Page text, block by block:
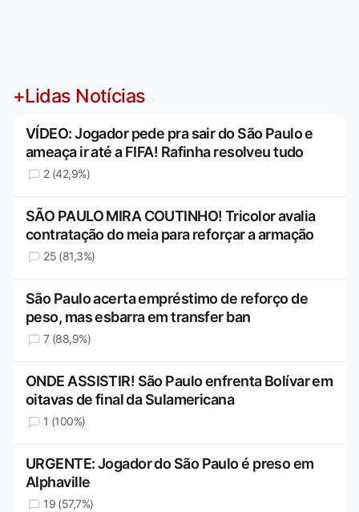
+Lidas Notícias
VÍDEO: Jogador pede pra sair do São Paulo e
ameaça ir até a FIFA! Rafinha resolveu tudo
2 (42,9%)
SÃO PAULO MIRA COUTINHO! Tricolor avalia
contratação do meia para reforçar a armação
25 (81,3%)
São Paulo acerta empréstimo de reforço de
peso, mas esbarra em transfer ban
7 (88,9%)
ONDE ASSISTIR! São Paulo enfrenta Bolívar em
oitavas de final da Sulamericana
1 (100%)
URGENTE: Jogador do São Paulo é preso em
Alphaville
19 (57,7%)